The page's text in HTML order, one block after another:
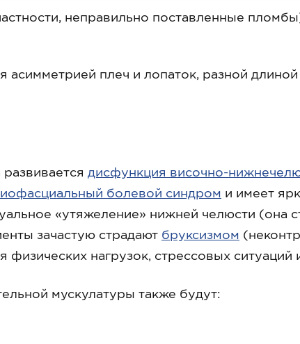
неправильно поставленные
плеч и лопаток, разной длиной
дисфункция височно-
болевой синдром и имеет
«утяжеление» нижней челюсти (она
зачастую страдают бруксизмом
нагрузок, стрессовых ситуаций
мускулатуры также будут: